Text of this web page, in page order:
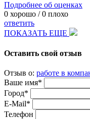
Подробнее об оценках
0 хорошо /0 плохо
ответить
ПОКАЗАТЬ ЕЩЕ
Оставить свой отзыв
Отзыв о: работе в
Ваше имя*
Город*
E-Mail*
Телефон